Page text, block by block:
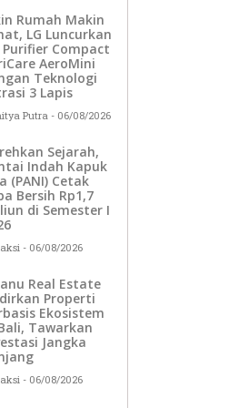
Rumah Makin
LG Luncurkan
Purifier Compact
AeroMini
Teknologi
3 Lapis
Putra 06/08/2026
Sejarah,
Indah Kapuk
(PANI) Cetak
Bersih Rp1,7
di Semester I
06/08/2026
Real Estate
Properti
Ekosistem
Tawarkan
Jangka
06/08/2026